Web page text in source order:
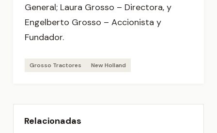
General; Laura Grosso – Directora, y
Engelberto Grosso – Accionista y
Fundador.
Grosso Tractores New Holland
Relacionadas